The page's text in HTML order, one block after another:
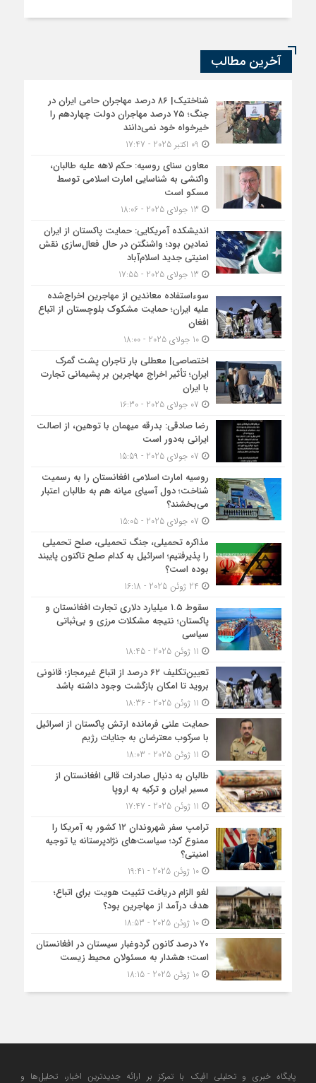
آخرین مطالب
شناختیک| ۸۶ درصد مهاجران حامی ایران در
جنگ؛ ۷۵ درصد مهاجران دولت چهاردهم را
خیرخواه خود نمی‌دانند
معاون سنای روسیه: حکم لاهه علیه طالبان،
واکنشی به شناسایی امارت اسلامی توسط
مسکو است
اندیشکده آمریکایی: حمایت پاکستان از ایران
نمادین بود؛ واشنگتن در حال فعال‌سازی نقش
امنیتی جدید اسلام‌آباد
سوءاستفاده معاندین از مهاجرین اخراج‌شده
علیه ایران؛ حمایت مشکوک بلوچستان از اتباع
افغان
10 جولای 2025 - 18:00
اختصاصی| معطلی بار تاجران پشت گمرک
ایران؛ تأثیر اخراج مهاجرین بر پشیمانی تجارت
با ایران
رضا صادقی: بدرقه میهمان با توهین، از اصالت
ایرانی به‌دور است
روسیه امارت اسلامی افغانستان را به رسمیت
شناخت؛ دول آسیای میانه هم به طالبان اعتبار
می‎‌بخشند؟
مذاکره تحمیلی، جنگ تحمیلی، صلح تحمیلی
را پذیرفتیم؛ اسرائیل به کدام صلح تاکنون پایبند
بوده است؟
سقوط ۱.۵ میلیارد دلاری تجارت افغانستان و
پاکستان؛ نتیجه مشکلات مرزی و بی‌ثباتی
سیاسی
تعیین‌تکلیف ۶۲ درصد از اتباع غیرمجاز؛ قانونی
بروید تا امکان بازگشت وجود داشته باشد
حمایت علنی فرمانده ارتش پاکستان از اسرائیل
با سرکوب معترضان به جنایات رژیم
طالبان به دنبال صادرات قالی افغانستان از
مسیر ایران و ترکیه به اروپا
ترامپ سفر شهروندان ۱۲ کشور به آمریکا را
ممنوع کرد؛ سیاست‌های نژادپرستانه یا توجیه
امنیتی؟
10 ژوئن 2025 - 19:41
لغو الزام دریافت تثبیت هویت برای اتباع؛
هدف درآمد از مهاجرین بود؟
10 ژوئن 2025 - 18:53
۷۰ درصد کانون گردوغبار سیستان در افغانستان
است؛ هشدار به مسئولان محیط زیست
10 ژوئن 2025 - 18:15
پایگاه خبری و تحلیلی افپک با تمرکز بر ارائه جدیدترین اخبار، تحلیل‌ها و